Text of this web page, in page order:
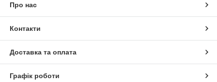
Про нас
Контакти
Доставка та оплата
Графік роботи